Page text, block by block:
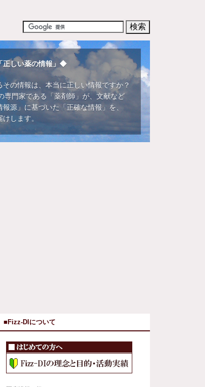
正しい薬の情報」◆
その情報は、本当に正しい情報ですか？
専門家である「薬剤師」が、文献など
源」に基づいた「正確な情報」を、
します。
■Fizz-DIについて